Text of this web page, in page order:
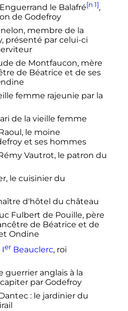
le Balafré[n 1],
de Godefroy
membre de la
présenté par celui-ci
de Montfaucon, mère
de Béatrice et de ses
femme rajeunie par la
de la vieille femme
le moine
et ses hommes
Vautrot, le patron du
le cuisinier du
d'hôtel du château
Fulbert de Pouille, père
de Béatrice et de
Ondine
Ier Beauclerc, roi
guerrier anglais à la
par Godefroy
: le jardinier du